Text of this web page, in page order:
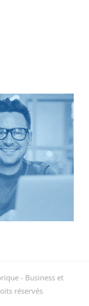
- Business et
réservés